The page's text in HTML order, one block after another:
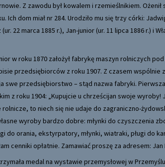
Z zawodu był kowalem i rzemieślnikiem. Ożenił
Ich dom miał nr 284. Urodziło mu się trzy córki:
22 marca 1885 r.), Jan-junior (ur. 11 lipca 1886 r.) i
w roku 1870 założył fabrykę maszyn rolniczych
przedsiębiorców z roku 1907. Z czasem wspólnie
swe przedsiębiorstwo – stąd nazwa fabryki.
z roku 1904: „Kupujcie u chrześcijan swoje wyroby!
to niech się nie udaje do zagraniczno-
wyroby bardzo dobre: młynki do czyszczenia
do orania, ekstyrpatory, młynki, wiatraki, pługi do
cenniki opłatnie. Zamawiać proszę za adresem: Jan
medal na wystawie przemysłowej w